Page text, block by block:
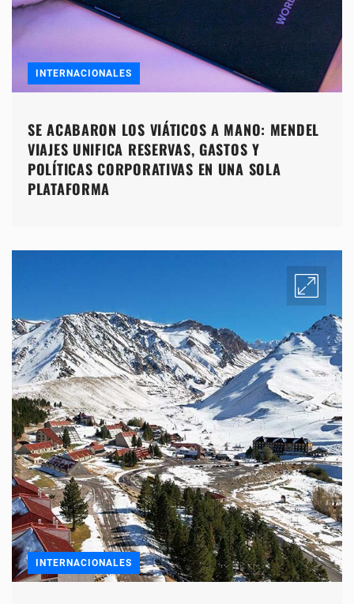
INTERNACIONALES
SE ACABARON LOS VIÁTICOS A MANO: MENDEL
VIAJES UNIFICA RESERVAS, GASTOS Y
POLÍTICAS CORPORATIVAS EN UNA SOLA
PLATAFORMA
INTERNACIONALES